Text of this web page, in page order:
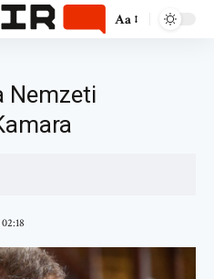
Aa
Nemzeti